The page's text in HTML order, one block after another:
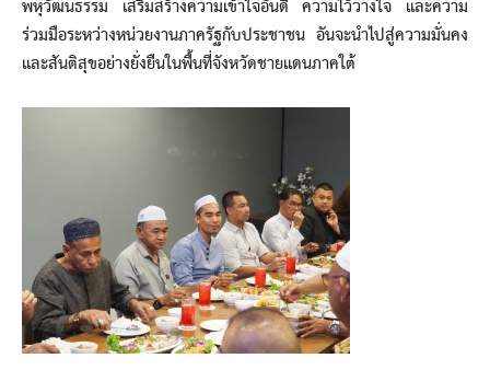
พหุวัฒนธรรม เสริมสร้างความเข้าใจอันดี ความไว้วางใจ และความ
ร่วมมือระหว่างหน่วยงานภาครัฐกับประชาชน อันจะนำไปสู่ความมั่นคง
และสันติสุขอย่างยั่งยืนในพื้นที่จังหวัดชายแดนภาคใต้